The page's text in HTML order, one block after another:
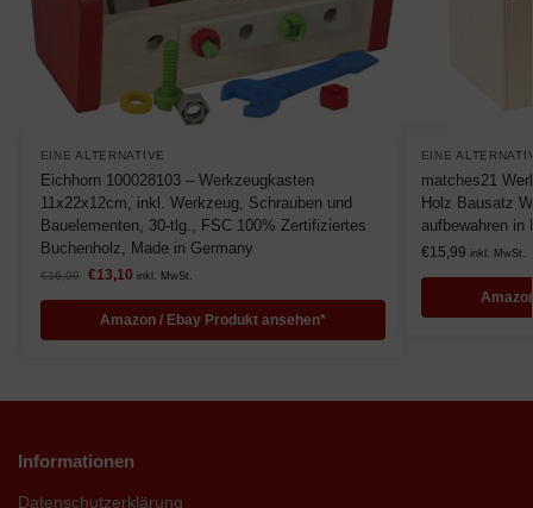
EINE ALTERNATIVE
Eichhorn 100028103 – Werkzeugkasten
11x22x12cm, inkl. Werkzeug, Schrauben und
Bauelementen, 30-tlg., FSC 100% Zertifiziertes
Buchenholz, Made in Germany
€16,99 €13,10 inkl. MwSt.
Amazon / Ebay Produkt ansehen*
EINE
matches21
Holz Bausatz
aufbewahren in
€15,99 inkl. MwSt.
Informationen
Datenschutzerklärung